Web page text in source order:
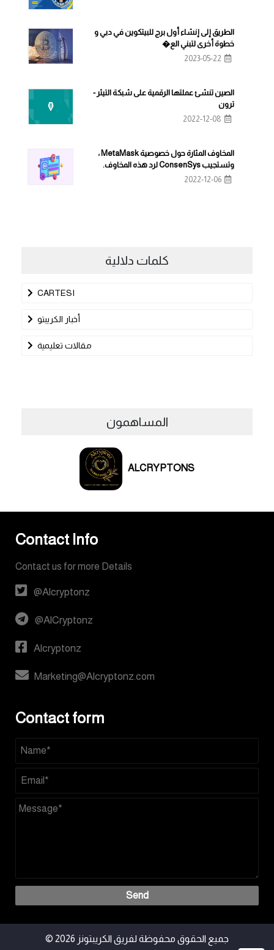
الطريق إلى إنشاء أول برج للبيتكوين في دبي و
خطوة أخرى لتبني الع�
2023-05-22
الصين تنشئ عملتها الرقمية على شبكة التيثر -
ترون
2022-12-08
المخاوف المثارة حول خصوصية MetaMask ،
وتستجيب ConsenSys لرد هذه المخاوف.
2022-12-06
كلمات دلالية
CARTESI
أخبار الكريبتو
مقالات تعليمية
المساهمون
ALCRYPTONS
Contact Info
Contact us for more Details
@Alcryptonz
@AlCryptonz
Alcryptonz
Marketing@Alcryptonz.com
Contact form
Send
© 2026 جميع الحقوق محفوظة لفريق الكريبتونز